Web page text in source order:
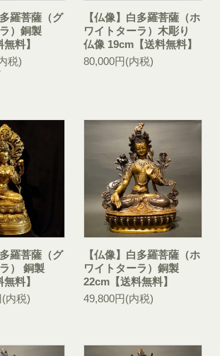
羅菩薩（グ
）銅製
料】
税)
【仏像】白多羅菩薩（ホ
ワイトターラ）木彫り
仏像 19cm【送料無料】
80,000円(内税)
羅菩薩（グ
） 銅製
料】
(内税)
【仏像】白多羅菩薩（ホ
ワイトターラ）銅製
22cm【送料無料】
49,800円(内税)